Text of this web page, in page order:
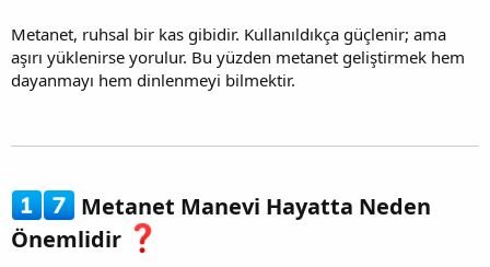
Metanet, ruhsal bir kas gibidir. Kullanıldıkça güçlenir; ama
aşırı yüklenirse yorulur. Bu yüzden metanet geliştirmek hem
dayanmayı hem dinlenmeyi bilmektir.
Metanet Manevi Hayatta Neden
Önemlidir